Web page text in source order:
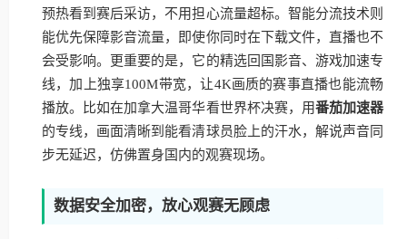
预热看到赛后采访，不用担心流量超标。智能分流技术则
能优先保障影音流量，即使你同时在下载文件，直播也不
会受影响。更重要的是，它的精选回国影音、游戏加速专
线，加上独享100M带宽，让4K画质的赛事直播也能流畅
播放。比如在加拿大温哥华看世界杯决赛，用番茄加速器
的专线，画面清晰到能看清球员脸上的汗水，解说声音同
步无延迟，仿佛置身国内的观赛现场。
数据安全加密，放心观赛无顾虑